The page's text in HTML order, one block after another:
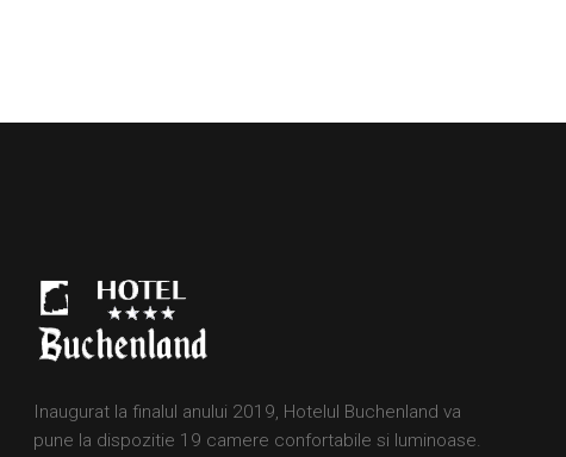
Inaugurat la finalul anului 2019, Hotelul Buchenland va
pune la dispozitie 19 camere confortabile si luminoase.